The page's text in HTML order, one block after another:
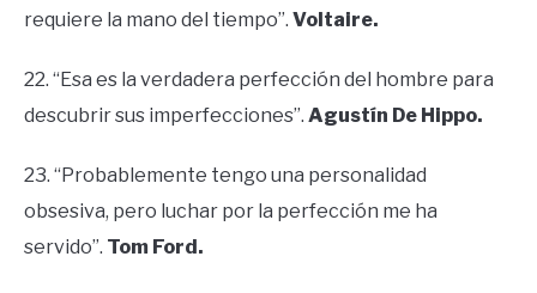
requiere la mano del tiempo”. Voltaire.
22. “Esa es la verdadera perfección del hombre para
descubrir sus imperfecciones”. Agustín De Hippo.
23. “Probablemente tengo una personalidad
obsesiva, pero luchar por la perfección me ha
servido”. Tom Ford.